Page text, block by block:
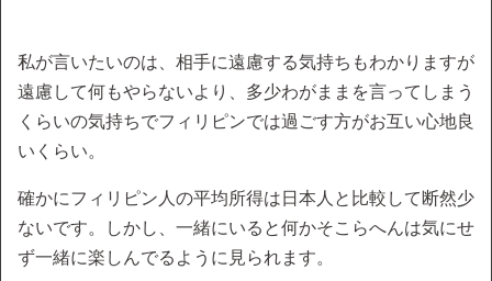
私が言いたいのは、相手に遠慮する気持ちもわかりますが
遠慮して何もやらないより、多少わがままを言ってしまう
くらいの気持ちでフィリピンでは過ごす方がお互い心地良
いくらい。
確かにフィリピン人の平均所得は日本人と比較して断然少
ないです。しかし、一緒にいると何かそこらへんは気にせ
ず一緒に楽しんでるように見られます。